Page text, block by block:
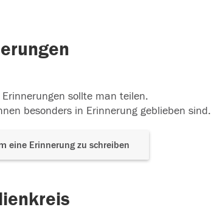
sollte man teilen.
besonders in Erinnerung geblieben sind.
eine Erinnerung zu schreiben